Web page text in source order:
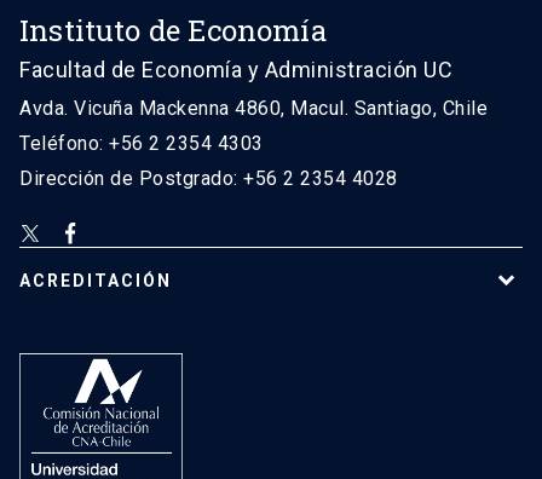
Instituto de Economía
Facultad de Economía y Administración UC
Avda. Vicuña Mackenna 4860, Macul. Santiago, Chile
Teléfono: +56 2 2354 4303
Dirección de Postgrado: +56 2 2354 4028
ACREDITACIÓN